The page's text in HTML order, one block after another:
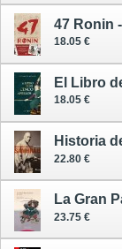
47 Ronin
18.05 €
El Libro
18.05 €
Historia
22.80 €
La Gran
23.75 €